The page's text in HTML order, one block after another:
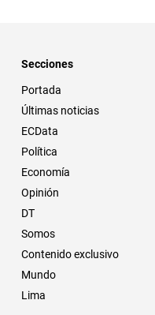
Secciones
Portada
Últimas noticias
ECData
Política
Economía
Opinión
DT
Somos
Contenido exclusivo
Mundo
Lima